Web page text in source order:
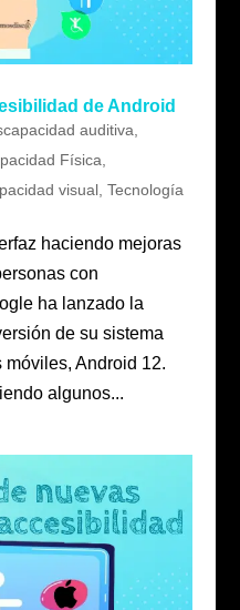
de Android
auditiva
Física
visual, Tecnología
haciendo mejoras
con
ha lanzado la
de su sistema
Android 12.
algunos...